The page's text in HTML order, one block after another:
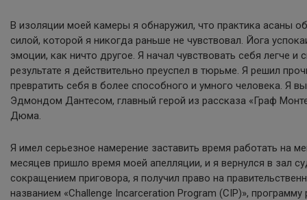
В изоляции моей камеры я обнаружил, что практика асаны
силой, которой я никогда раньше не чувствовал. Йога
эмоции, как ничто другое. Я начал чувствовать себя легче и
результате я действительно преуспел в тюрьме. Я решил
превратить себя в более способного и умного человека. Я
Эдмондом Дантесом, главный герой из рассказа «Граф
Дюма.
Я имел серьезное намерение заставить время работать на
месяцев пришло время моей апелляции, и я вернулся в зал
сокращением приговора, я получил право на
названием «Challenge Incarceration Program (CIP)»,